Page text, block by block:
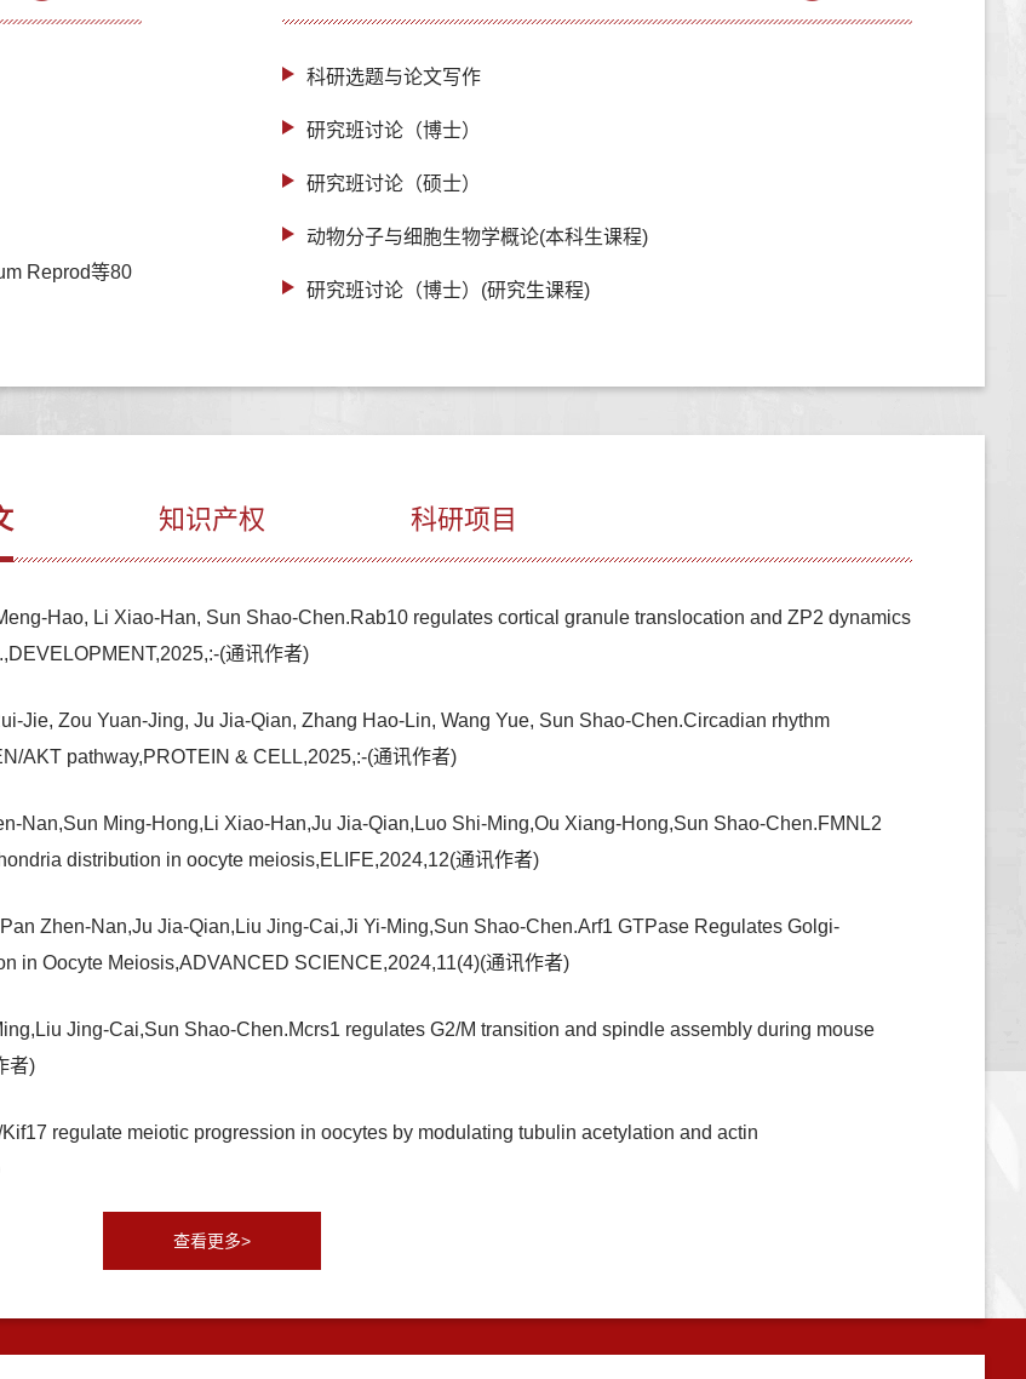
Reprod等80
科研选题与论文写作
研究班讨论（博士）
研究班讨论（硕士）
动物分子与细胞生物学概论(本科生课程)
研究班讨论（博士）(研究生课程)
知识产权 科研项目
Hao, Li Xiao-Han, Sun Shao-Chen.Rab10 regulates cortical granule translocation and ZP2 dynamics
(通讯作者)
Jie, Zou Yuan-Jing, Ju Jia-Qian, Zhang Hao-Lin, Wang Yue, Sun Shao-Chen.Circadian rhythm
AKT pathway,PROTEIN & CELL,2025,:-(通讯作者)
Nan,Sun Ming-Hong,Li Xiao-Han,Ju Jia-Qian,Luo Shi-Ming,Ou Xiang-Hong,Sun Shao-Chen.FMNL2
distribution in oocyte meiosis,ELIFE,2024,12(通讯作者)
Zhen-Nan,Ju Jia-Qian,Liu Jing-Cai,Ji Yi-Ming,Sun Shao-Chen.Arf1 GTPase Regulates Golgi-
in Oocyte Meiosis,ADVANCED SCIENCE,2024,11(4)(通讯作者)
Jing-Cai,Sun Shao-Chen.Mcrs1 regulates G2/M transition and spindle assembly during mouse
者)
regulate meiotic progression in oocytes by modulating tubulin acetylation and actin
查看更多>